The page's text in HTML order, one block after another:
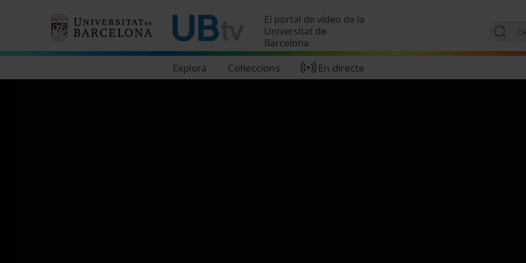
El portal de vídeo de la
Universitat de
Barcelona
Explora Col·leccions En directe